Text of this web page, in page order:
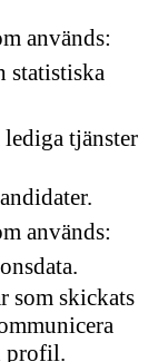
används:
statistiska
tjänster
används:
som skickats
profil.